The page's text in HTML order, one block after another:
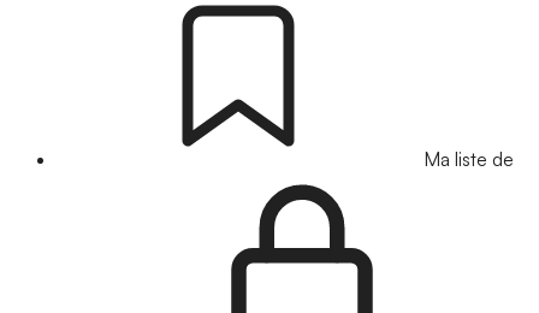
Ma liste de